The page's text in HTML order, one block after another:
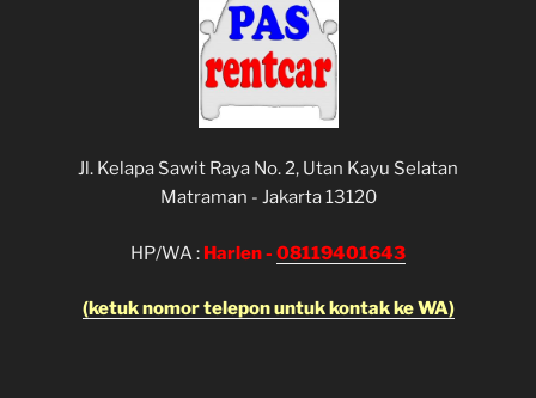
Jl. Kelapa Sawit Raya No. 2, Utan Kayu Selatan
Matraman - Jakarta 13120
HP/WA : Harlen - 08119401643
(ketuk nomor telepon untuk kontak ke WA)